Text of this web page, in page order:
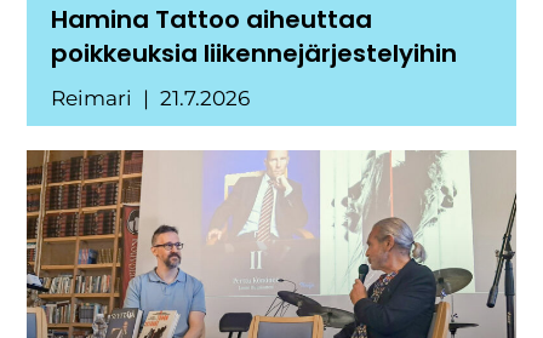
Hamina Tattoo aiheuttaa
poikkeuksia liikennejärjestelyihin
Reimari 21.7.2026